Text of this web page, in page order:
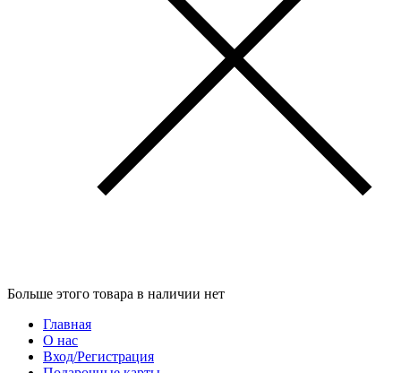
Больше этого товара в наличии нет
Главная
О нас
Вход/Регистрация